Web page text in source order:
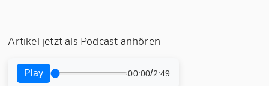
Artikel jetzt als Podcast anhören
Play 00:00/2:49